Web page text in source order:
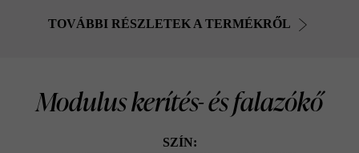
TOVÁBBI RÉSZLETEK A TERMÉKRŐL
Modulus kerítés- és falazókő
SZÍN: